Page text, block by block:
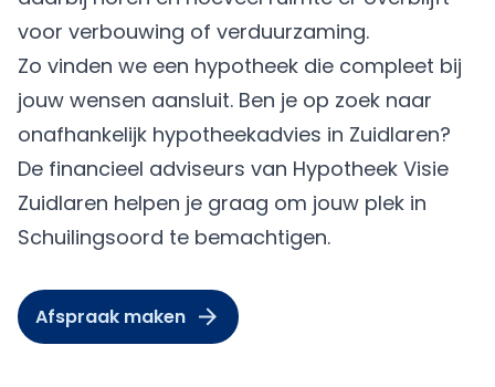
voor verbouwing of verduurzaming.
Zo vinden we een hypotheek die compleet bij
jouw wensen aansluit. Ben je op zoek naar
onafhankelijk hypotheekadvies in Zuidlaren?
De financieel adviseurs van Hypotheek Visie
Zuidlaren helpen je graag om jouw plek in
Schuilingsoord te bemachtigen.
Afspraak maken